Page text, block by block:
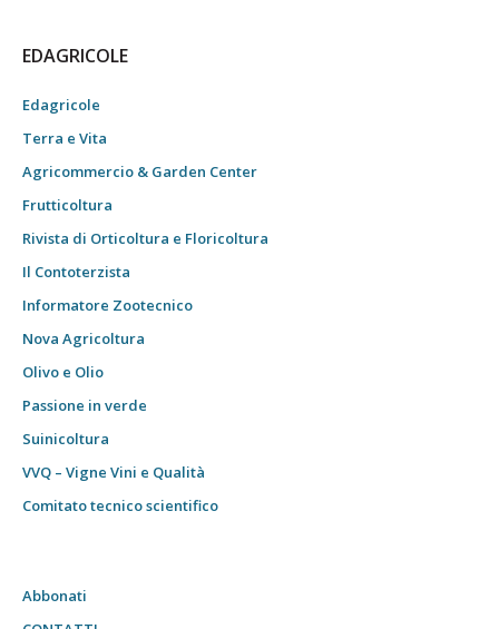
EDAGRICOLE
Edagricole
Terra e Vita
Agricommercio & Garden Center
Frutticoltura
Rivista di Orticoltura e Floricoltura
Il Contoterzista
Informatore Zootecnico
Nova Agricoltura
Olivo e Olio
Passione in verde
Suinicoltura
VVQ – Vigne Vini e Qualità
Comitato tecnico scientifico
Abbonati